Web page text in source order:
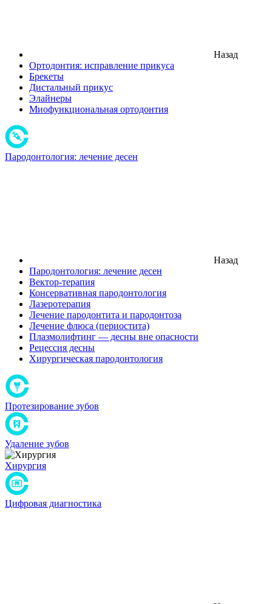
Назад
Ортодонтия: исправление прикуса
Брекеты
Дистальный прикус
Элайнеры
Миофункциональная ортодонтия
Пародонтология: лечение десен
Назад
Пародонтология: лечение десен
Вектор-терапия
Консервативная пародонтология
Лазеротерапия
Лечение пародонтита и пародонтоза
Лечение флюса (периостита)
Плазмолифтинг — десны вне опасности
Рецессия десны
Хирургическая пародонтология
Протезирование зубов
Удаление зубов
Хирургия
Цифровая диагностика